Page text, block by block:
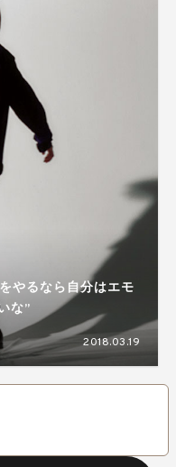
やるなら自分はエモ
な”
2018.03.19